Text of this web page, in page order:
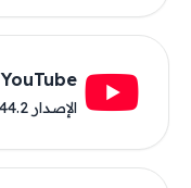
YouTube
الإصدار 20.44.2